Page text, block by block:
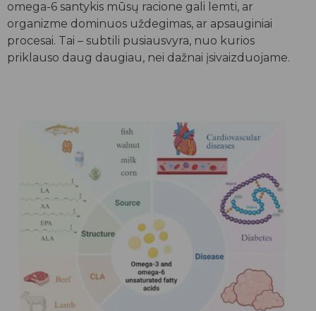
omega-6 santykis mūsų racione gali lemti, ar
organizme dominuos uždegimas, ar apsauginiai
procesai. Tai – subtili pusiausvyra, nuo kurios
priklauso daug daugiau, nei dažnai įsivaizduojame.